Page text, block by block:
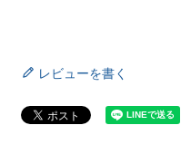
レビューを書く